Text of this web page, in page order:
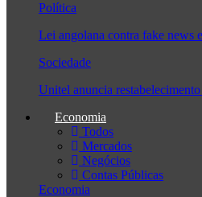
Política
Lei angolana contra fake news
Sociedade
Unitel anuncia
Economia
Todos
Mercados
Negócios
Contas Públicas
Economia